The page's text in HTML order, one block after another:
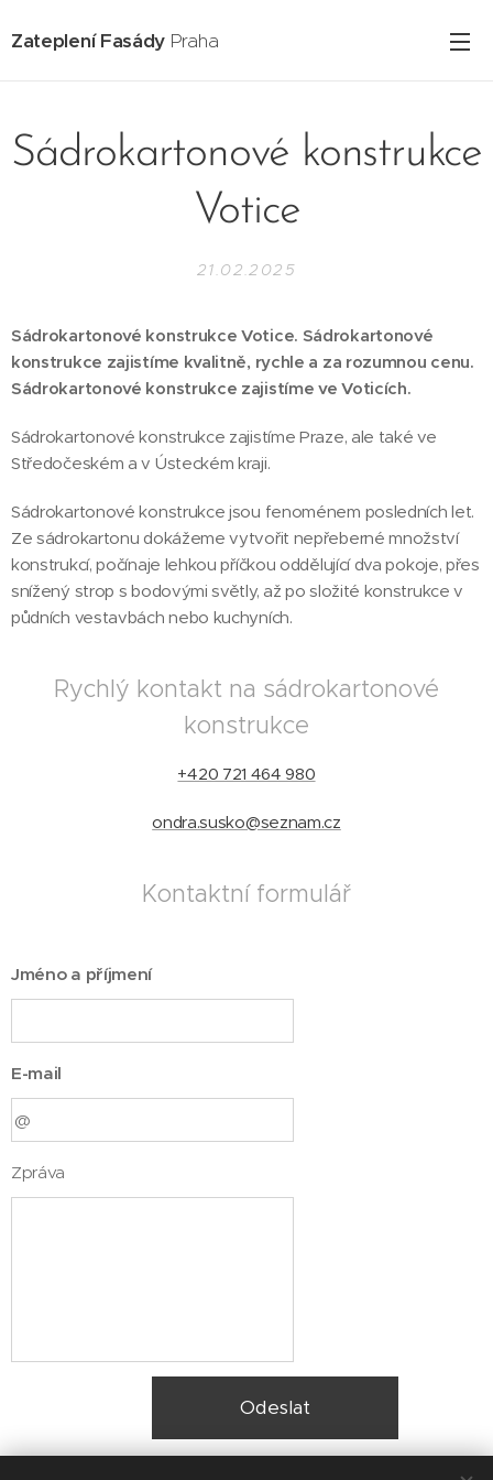
Zateplení Fasády Praha
Sádrokartonové konstrukce
Votice
21.02.2025
Sádrokartonové konstrukce Votice. Sádrokartonové
konstrukce zajistíme kvalitně, rychle a za rozumnou cenu.
Sádrokartonové konstrukce zajistíme ve Voticích.
Sádrokartonové konstrukce zajistíme Praze, ale také ve
Středočeském a v Ústeckém kraji.
Sádrokartonové konstrukce jsou fenoménem posledních let.
Ze sádrokartonu dokážeme vytvořit nepřeberné množství
konstrukcí, počínaje lehkou příčkou oddělující dva pokoje, přes
snížený strop s bodovými světly, až po složité konstrukce v
půdních vestavbách nebo kuchyních.
Rychlý kontakt na sádrokartonové
konstrukce
+420 721 464 980
ondra.susko@seznam.cz
Kontaktní formulář
Jméno a příjmení
E-mail
Zpráva
Odeslat